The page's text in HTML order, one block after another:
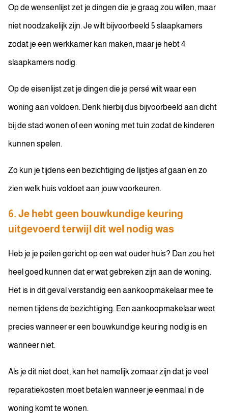
Op de wensenlijst zet je dingen die je graag zou willen, maar
niet noodzakelijk zijn. Je wilt bijvoorbeeld 5 slaapkamers
zodat je een werkkamer kan maken, maar je hebt 4
slaapkamers nodig.
Op de eisenlijst zet je dingen die je persé wilt waar een
woning aan voldoen. Denk hierbij dus bijvoorbeeld aan dicht
bij de stad wonen of een woning met tuin zodat de kinderen
kunnen spelen.
Zo kun je tijdens een bezichtiging de lijstjes af gaan en zo
zien welk huis voldoet aan jouw voorkeuren.
6. Je hebt geen bouwkundige keuring
uitgevoerd terwijl dit wel nodig was
Heb je je peilen gericht op een wat ouder huis? Dan zou het
heel goed kunnen dat er wat gebreken zijn aan de woning.
Het is in dit geval verstandig een aankoopmakelaar mee te
nemen tijdens de bezichtiging. Een aankoopmakelaar weet
precies wanneer er een bouwkundige keuring nodig is en
wanneer niet.
Als je dit niet doet, kan het namelijk zomaar zijn dat je veel
reparatiekosten moet betalen wanneer je eenmaal in de
woning komt te wonen.